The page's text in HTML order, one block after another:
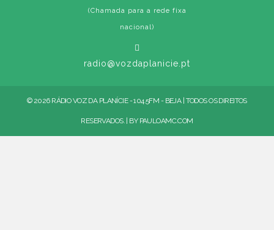
(Chamada para a rede fixa
nacional)
radio@vozdaplanicie.pt
© 2026 RÁDIO VOZ DA PLANÍCIE - 104.5FM - BEJA | TODOS OS DIREITOS
RESERVADOS. | BY PAULOAMC.COM